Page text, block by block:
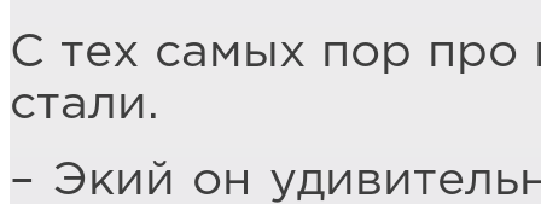
С тех самых пор про
стали.
– Экий он